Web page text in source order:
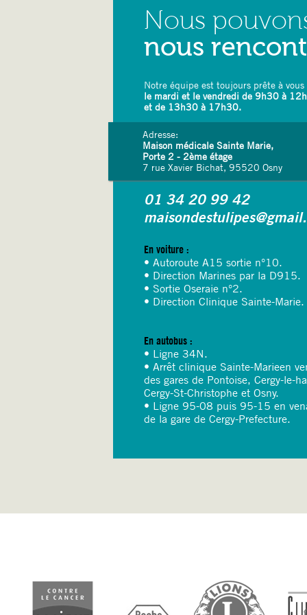
Nous
nous
Notre équipe est toujours prête à
le mardi et le vendredi de 9h30 à
et de 13h30 à 17h30.
Adresse:
Maison médicale Sainte Marie,
Porte 2 - 2ème étage
7 rue Xavier Bichat, 95520 Osny
01 34 20 99 42
En voiture :
• Autoroute A15 sortie n°10.
• Direction Marines par la D915.
• Sortie Oseraie n°2.
• Direction Clinique Sainte-Marie.
En autobus :
• Ligne 34N.
• Arrêt clinique Sainte-Marieen
des gares de Pontoise, Cergy-le-
Cergy-St-Christophe et Osny.
• Ligne 95-08 puis 95-15 en
de la gare de Cergy-Prefecture.